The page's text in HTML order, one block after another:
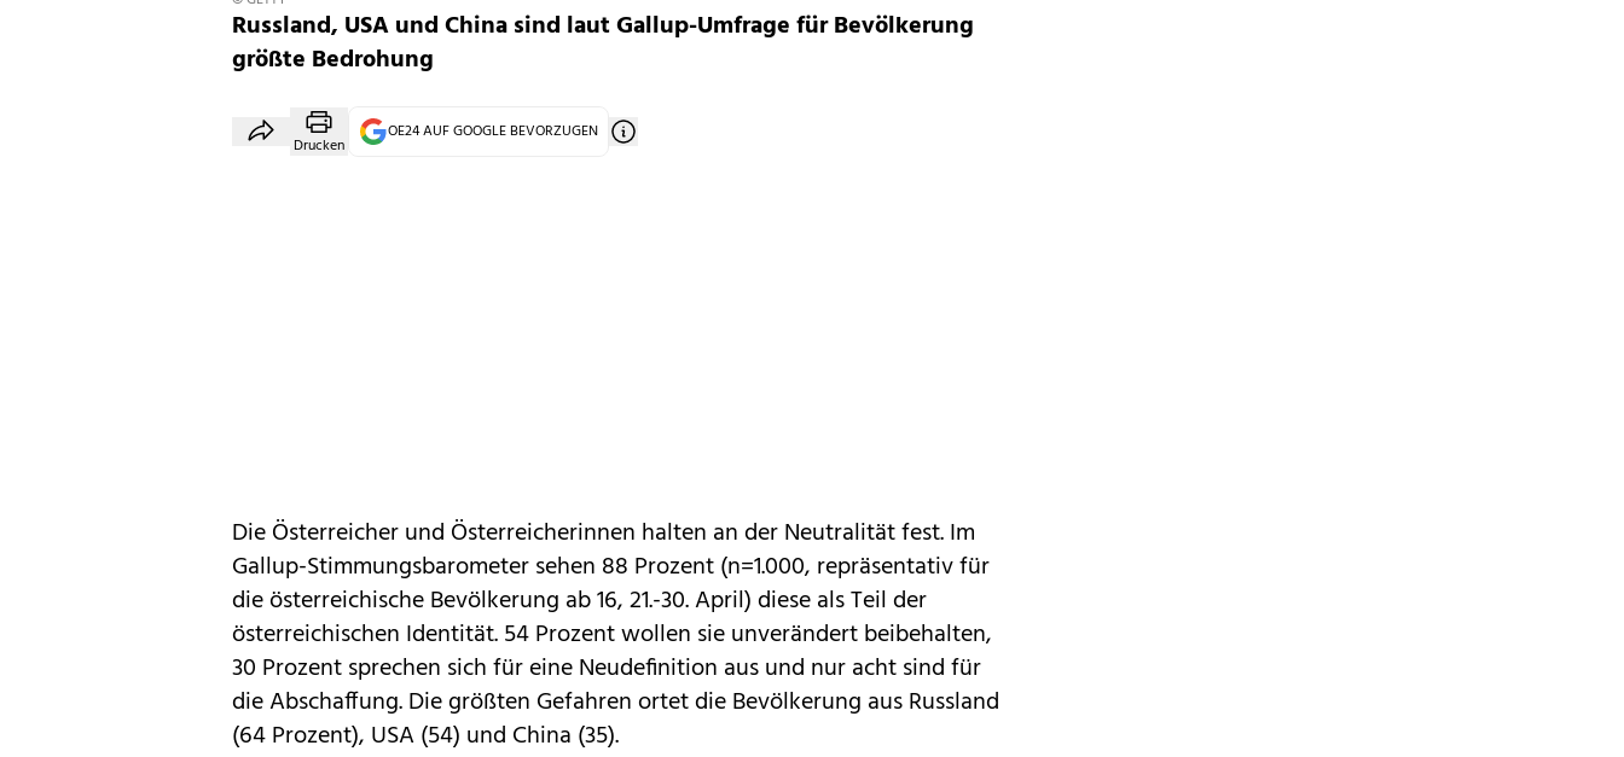
Russland, USA und China sind laut Gallup-Umfrage für Bevölkerung
größte Bedrohung
Drucken
OE24 AUF GOOGLE BEVORZUGEN
Die Österreicher und Österreicherinnen halten an der Neutralität fest. Im
Gallup-Stimmungsbarometer sehen 88 Prozent (n=1.000, repräsentativ für
die österreichische Bevölkerung ab 16, 21.-30. April) diese als Teil der
österreichischen Identität. 54 Prozent wollen sie unverändert beibehalten,
30 Prozent sprechen sich für eine Neudefinition aus und nur acht sind für
die Abschaffung. Die größten Gefahren ortet die Bevölkerung aus Russland
(64 Prozent), USA (54) und China (35).